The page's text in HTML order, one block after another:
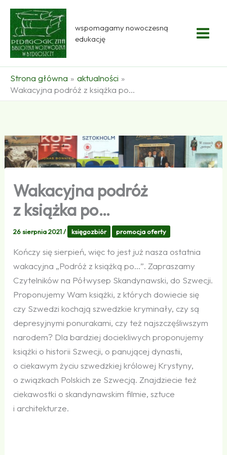
Przejdź
treści
wspomagamy nowoczesną
edukację
Strona główna
aktualności
Wakacyjna podróż z książka po...
Wakacyjna podróż
z książka po…
26 sierpnia 2021/ księgozbiór promocja oferty
Kończy się sierpień, więc to jest już nasza ostatnia
wakacyjna „Podróż z książką po…”. Zapraszamy
Czytelników na Półwysep Skandynawski, do Szwecji.
Proponujemy Wam książki, z których dowiecie się
czy Szwedzi kochają szwedzkie kryminały, czy są
depresyjnymi ponurakami, czy też najszczęśliwszym
narodem? Dla bardziej dociekliwych proponujemy
książki o historii Szwecji, o panującej dynastii,
o ciekawym życiu szwedzkiej królowej Krystyny,
o związkach Polskich ze Szwecją. Znajdziecie też
ciekawostki o skandynawskim filmie, sztuce
i architekturze.